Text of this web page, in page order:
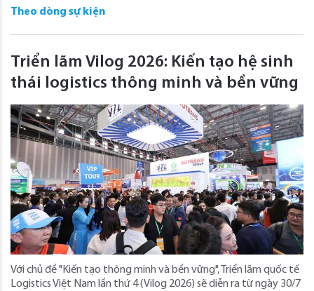
Theo dòng sự kiện
Triển lãm Vilog 2026: Kiến tạo hệ sinh
thái logistics thông minh và bền vững
Với chủ đề "Kiến tạo thông minh và bền vững", Triển lãm quốc tế
Logistics Việt Nam lần thứ 4 (Vilog 2026) sẽ diễn ra từ ngày 30/7